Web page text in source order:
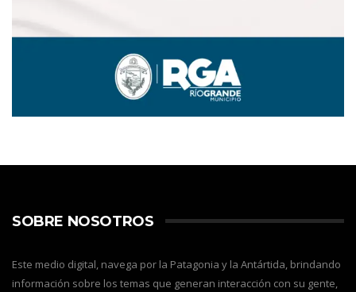
SOBRE NOSOTROS
Este medio digital, navega por la Patagonia y la Antártida, brindando
información sobre los temas que generan interacción con su gente,